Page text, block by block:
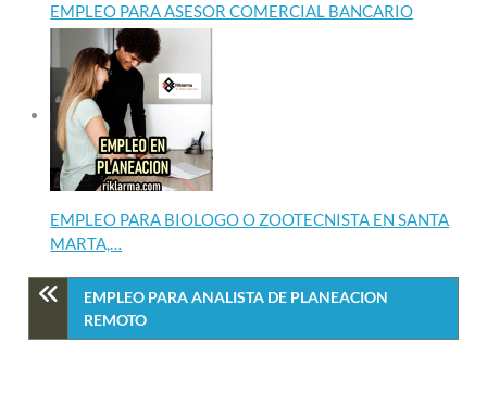
EMPLEO PARA ASESOR COMERCIAL BANCARIO
EMPLEO PARA BIOLOGO O ZOOTECNISTA EN SANTA
MARTA,…
EMPLEO PARA ANALISTA DE PLANEACION
REMOTO